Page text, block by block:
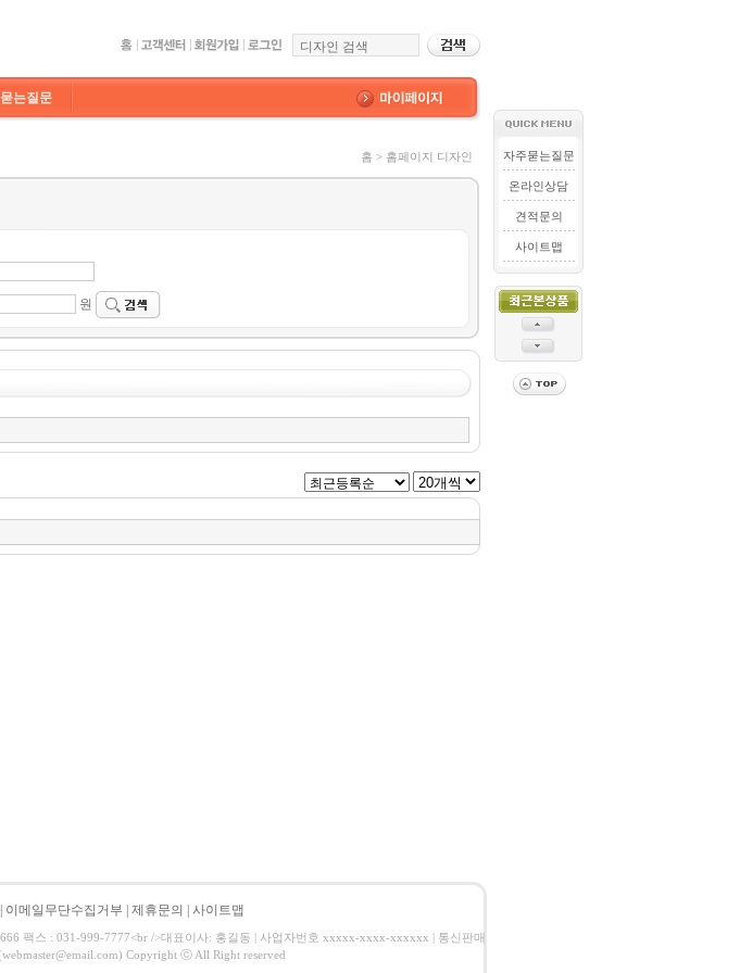
는질문
홈 > 홈페이지 디자인
원
자주묻는질문
온라인상담
견적문의
사이트맵
이메일무단수집거부 제휴문의 사이트맵
팩스 : 031-999-7777<br />대표이사: 홍길동 | 사업자번호 xxxxx-xxxx-xxxxxx | 통신판매
Copyright ⓒ All Right reserved